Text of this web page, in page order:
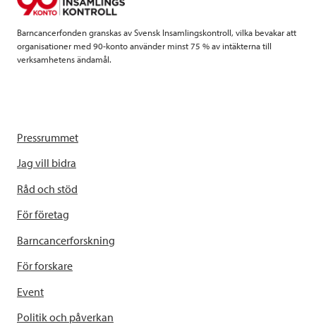
k
Barncancerfonden granskas av Svensk Insamlingskontroll, vilka bevakar att
organisationer med 90-konto använder minst 75 % av intäkterna till
verksamhetens ändamål.
Pressrummet
Jag vill bidra
Råd och stöd
För företag
Barncancerforskning
För forskare
Event
Politik och påverkan